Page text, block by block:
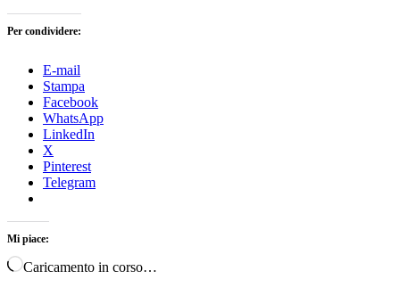
Per condividere:
E-mail
Stampa
Facebook
WhatsApp
LinkedIn
X
Pinterest
Telegram
Mi piace:
Caricamento in corso…